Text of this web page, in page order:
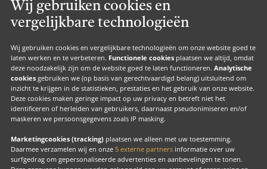
Wij gebruiken cookies en
vergelijkbare technologieën
Wij gebruiken cookies en vergelijkbare technologieën om onze website goed te
laten werken en te verbeteren. Functionele cookies plaatsen we altijd, omdat
deze noodzakelijk zijn om de website goed te laten functioneren. Analytische
cookies gebruiken we (op basis van gerechtvaardigd belang) uitsluitend om
inzicht te krijgen in de statistieken, prestaties en het gebruik van onze website.
Deze cookies maken geringe impact op uw privacy en betreft niet het
identificeren of herleiden van gebruikers, daarnaast pseudonimiseren en/of
maskeren we persoonsgegevens zoals IP masking.
Marketingcookies (tracking) plaatsen we alleen met uw toestemming.
Daarmee verzamelen wij en onze 5 externe partners informatie over uw
surfgedrag om gepersonaliseerde advertenties en aanbevelingen te tonen.
Valk Suites
Valk Jobs
Valk Exclusief Membership
Valk Voor Thuis
Valk Exclusief Zakelijk
MVO
Contact